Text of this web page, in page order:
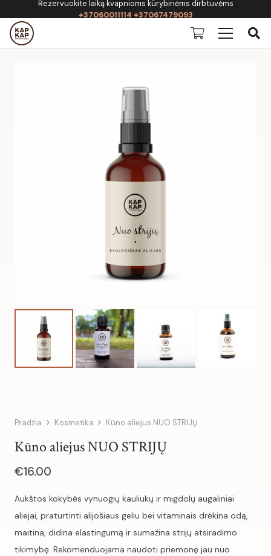
Rezervuokite laiką kvapnioms kūrybinėms dirbtuvėms
+37060011114 +37067479093
Pradžia Kosmetika Kūno aliejus NUO STRIJŲ
Kūno aliejus NUO STRIJŲ
€16.00
Aukštos kokybės vynuogių kauliukų ir migdolų augaliniai
aliejai, praturtinti alijošiaus geliu bei vitaminais drėkina odą,
maitina, didina elastingumą ir sumažina strijų atsiradimo
tikimybę. Rekomenduojama naudoti priemonę jau nuo